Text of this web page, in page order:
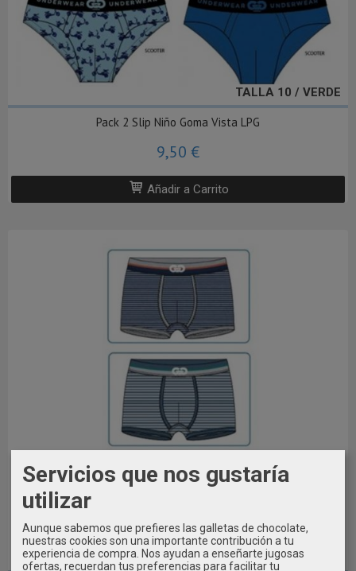
TALLA 10 / VERDE
Pack 2 Slip Niño Goma Vista LPG
9,50 €
Añadir a Carrito
AGOTADO
Servicios que nos gustaría
utilizar
Aunque sabemos que prefieres las galletas de chocolate,
nuestras cookies son una importante contribución a tu
experiencia de compra. Nos ayudan a enseñarte jugosas
ofertas, recuerdan tus preferencias para facilitar tu